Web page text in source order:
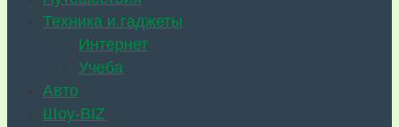
Техника и гаджеты
Интернет
Учеба
Авто
Шоу-BIZ